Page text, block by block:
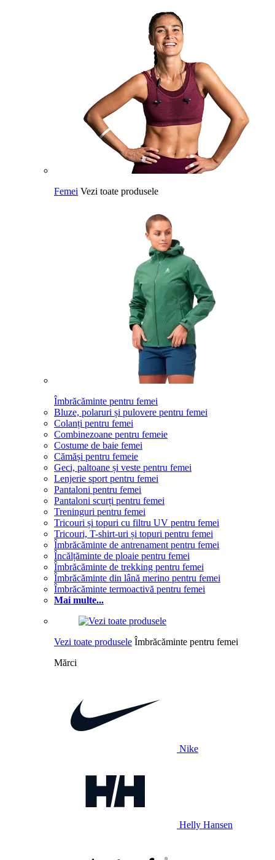
Femei Vezi toate produsele
Îmbrăcăminte pentru femei
Bluze, polaruri și pulovere pentru femei
Colanți pentru femei
Combinezoane pentru femeie
Costume de baie femei
Cămăși pentru femeie
Geci, paltoane și veste pentru femei
Lenjerie sport pentru femei
Pantaloni pentru femei
Pantaloni scurți pentru femei
Treninguri pentru femei
Tricouri și topuri cu filtru UV pentru femei
Tricouri, T-shirt-uri și topuri pentru femei
Îmbrăcăminte de antrenament pentru femei
Încălțăminte de ploaie pentru femei
Îmbrăcăminte de trekking pentru femei
Îmbrăcăminte din lână merino pentru femei
Îmbrăcăminte termoactivă pentru femei
Mai multe...
Vezi toate produsele Îmbrăcăminte pentru femei
Mărci
Nike
Helly Hansen